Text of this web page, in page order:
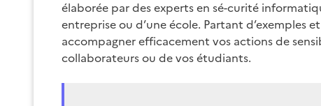
élaborée par des experts en sé-curité
entreprise ou d’une école. Partant d’exemples
accompagner efficacement vos actions de
collaborateurs ou de vos étudiants.